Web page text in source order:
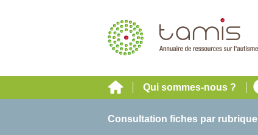
Qui sommes-nous ?
Consultation fiches par rubrique